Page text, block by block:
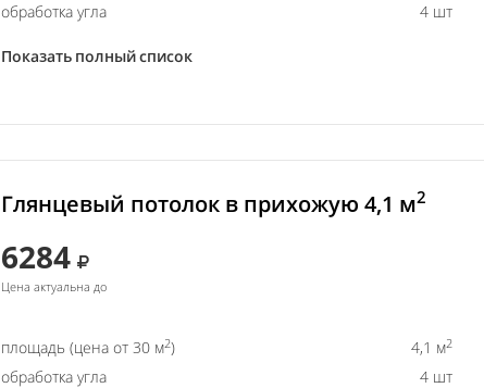
обработка угла 4 шт
Показать полный список
Глянцевый потолок в прихожую 4,1 м2
6284
Цена актуальна до
площадь (цена от 30 м2) 4,1 м2
обработка угла 4 шт